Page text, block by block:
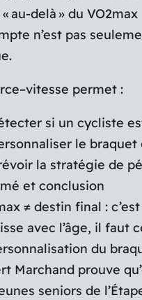
au-delà » du VO2max
n’est pas
permet :
si un cycliste
le
la stratégie de
et conclusion
≠ destin final :
avec l’âge, il faut
du
Marchand prouve
seniors de